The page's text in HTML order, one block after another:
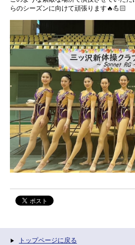
らのシーズンに向けて頑張ります🔥💪🏻
トップページに戻る